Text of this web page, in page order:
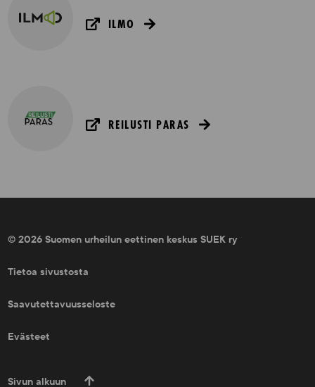
ILMO
REILUSTI PARAS
© 2026 Suomen urheilun eettinen keskus SUEK ry
Tietoa sivustosta
Saavutettavuusseloste
Evästeet
Sivun alkuun